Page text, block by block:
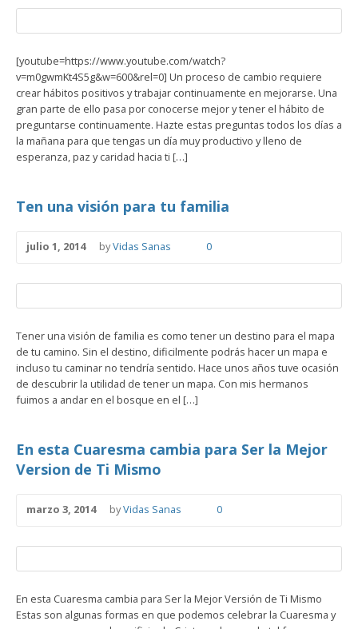
[youtube=https://www.youtube.com/watch?
v=m0gwmKt4S5g&w=600&rel=0] Un proceso de cambio requiere
crear hábitos positivos y trabajar continuamente en mejorarse. Una
gran parte de ello pasa por conocerse mejor y tener el hábito de
preguntarse continuamente. Hazte estas preguntas todos los días a
la mañana para que tengas un día muy productivo y lleno de
esperanza, paz y caridad hacia ti […]
Ten una visión para tu familia
julio 1, 2014 byVidas Sanas 0
Tener una visión de familia es como tener un destino para el mapa
de tu camino. Sin el destino, dificilmente podrás hacer un mapa e
incluso tu caminar no tendría sentido. Hace unos años tuve ocasión
de descubrir la utilidad de tener un mapa. Con mis hermanos
fuimos a andar en el bosque en el […]
En esta Cuaresma cambia para Ser la Mejor
Version de Ti Mismo
marzo 3, 2014 byVidas Sanas 0
En esta Cuaresma cambia para Ser la Mejor Versión de Ti Mismo
Estas son algunas formas en que podemos celebrar la Cuaresma y